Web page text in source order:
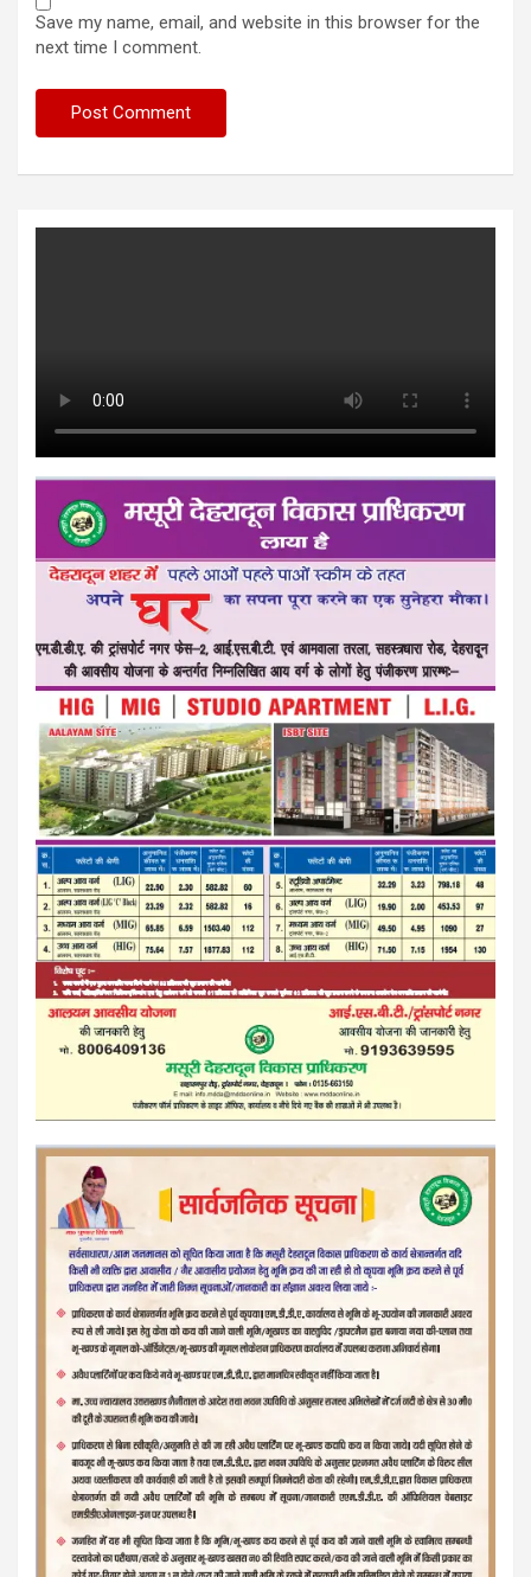
Save my name, email, and website in this browser for the
next time I comment.